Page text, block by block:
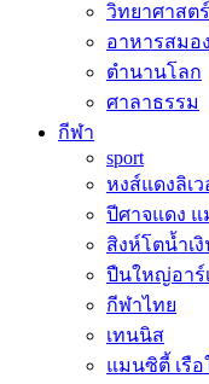
วิทยาศาสตร์
อาหารสมอง
ตำนานโลก
ศาลาธรรม
กีฬา
sport
หงส์แดงลิเว
ปีศาจแดง แ
สิงห์โตน้ำเ
ปืนใหญ่อาร์
กีฬาไทย
เทนนิส
แมนซิตี้ เรือ